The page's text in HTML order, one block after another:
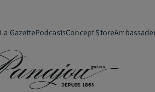
La GazettePodcastsConcept Store